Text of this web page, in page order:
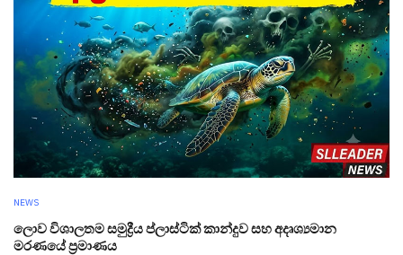
NEWS
ලොව විශාලතම සමුද්‍රීය ප්ලාස්ටික් කාන්දුව සහ අදෘශ්‍යමාන
මරණයේ ප්‍රමාණය